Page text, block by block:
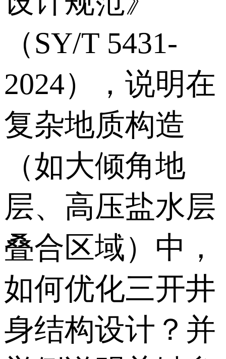
（SY/T 5431-
2024），说明在
复杂地质构造
（如大倾角地
层、高压盐水层
叠合区域）中，
如何优化三开井
身结构设计？并